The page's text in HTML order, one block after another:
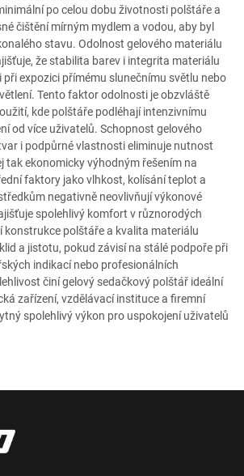
po celou dobu životnosti polštáře a
čištění mírným mydlem a vodou, aby byl
stavu. Odolnost gelového materiálu
že stabilita barev i integrita materiálu
expozici přímému slunečnímu světlu nebo
Tento faktor odolnosti je obzvláště
kde polštáře podléhají intenzivnímu
od více uživatelů. Schopnost gelového
i podpůrné vlastnosti eliminuje nutnost
tak ekonomicky výhodným řešením na
faktory jako vlhkost, kolísání teplot a
negativně neovlivňují výkonové
spolehlivý komfort v různorodých
konstrukce polštáře a kvalita materiálu
a jistotu, pokud závisí na stálé podpoře při
indikací nebo profesionálních
činí gelový sedačkový polštář ideální
zařízení, vzdělávací instituce a firemní
spolehlivý výkon pro uspokojení uživatelů